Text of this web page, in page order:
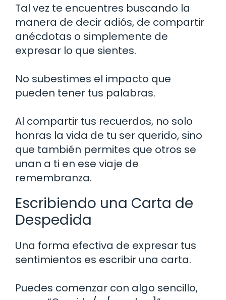
Tal vez te encuentres buscando la
manera de decir adiós, de compartir
anécdotas o simplemente de
expresar lo que sientes.
No subestimes el impacto que
pueden tener tus palabras.
Al compartir tus recuerdos, no solo
honras la vida de tu ser querido, sino
que también permites que otros se
unan a ti en ese viaje de
remembranza.
Escribiendo una Carta de
Despedida
Una forma efectiva de expresar tus
sentimientos es escribir una carta.
Puedes comenzar con algo sencillo,